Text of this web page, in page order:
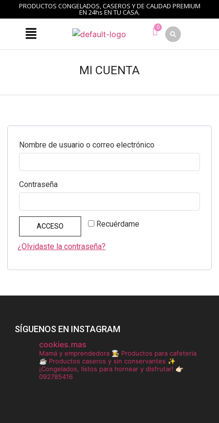
PRODUCTOS CONGELADOS, CASEROS Y DE CALIDAD PREMIUM
EN 24hs EN TU CASA.
MI CUENTA
Nombre de usuario o correo electrónico
Contraseña
Recuérdame
ACCESO
¿Olvidaste la contraseña?
SÍGUENOS EN INSTAGRAM
cookies.mas
Mamá y emprendedora 👩‍🍳 Productos para cafeteria
☕️ Productos caseros y sin conservantes ✨
¡Congelados, listos para hornear y disfrutar! 👉🏻
092785416